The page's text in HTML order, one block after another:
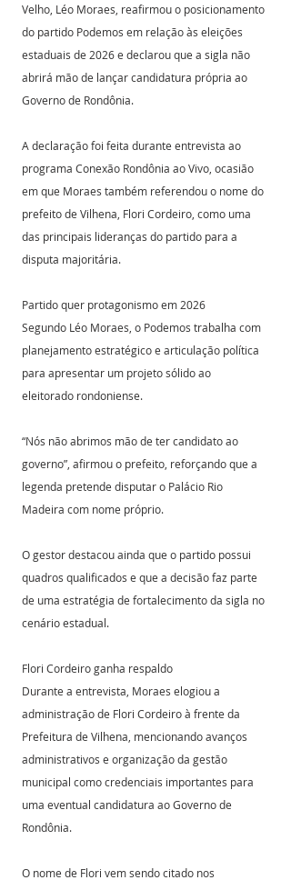
Velho, Léo Moraes, reafirmou o posicionamento
do partido Podemos em relação às eleições
estaduais de 2026 e declarou que a sigla não
abrirá mão de lançar candidatura própria ao
Governo de Rondônia.
A declaração foi feita durante entrevista ao
programa Conexão Rondônia ao Vivo, ocasião
em que Moraes também referendou o nome do
prefeito de Vilhena, Flori Cordeiro, como uma
das principais lideranças do partido para a
disputa majoritária.
Partido quer protagonismo em 2026
Segundo Léo Moraes, o Podemos trabalha com
planejamento estratégico e articulação política
para apresentar um projeto sólido ao
eleitorado rondoniense.
“Nós não abrimos mão de ter candidato ao
governo”, afirmou o prefeito, reforçando que a
legenda pretende disputar o Palácio Rio
Madeira com nome próprio.
O gestor destacou ainda que o partido possui
quadros qualificados e que a decisão faz parte
de uma estratégia de fortalecimento da sigla no
cenário estadual.
Flori Cordeiro ganha respaldo
Durante a entrevista, Moraes elogiou a
administração de Flori Cordeiro à frente da
Prefeitura de Vilhena, mencionando avanços
administrativos e organização da gestão
municipal como credenciais importantes para
uma eventual candidatura ao Governo de
Rondônia.
O nome de Flori vem sendo citado nos